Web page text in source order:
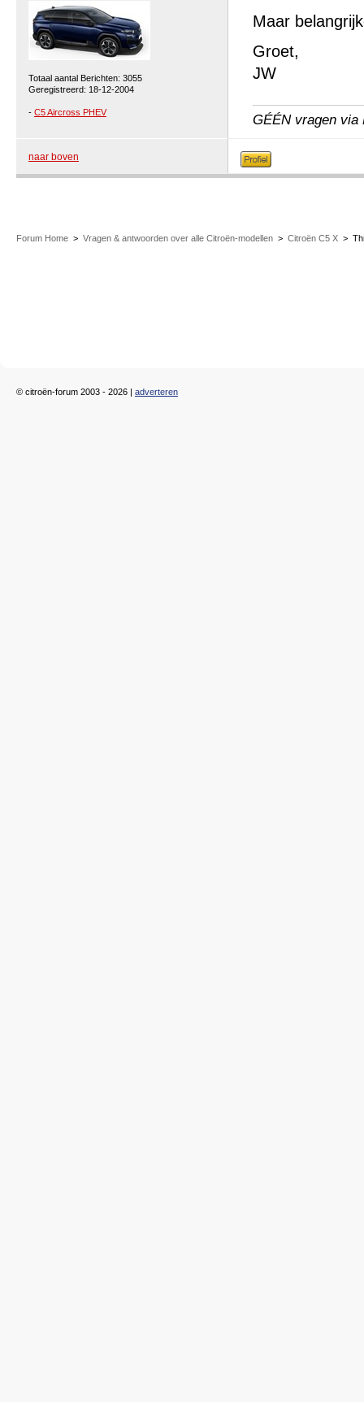
Totaal aantal Berichten: 3055
Geregistreerd: 18-12-2004
- C5 Aircross PHEV
Maar
Groet,
JW
GÉÉN vragen via
naar boven
Forum Home > Vragen & antwoorden over alle Citroën-modellen > Citroën C5 X >
© citroën-forum 2003 - 2026 | adverteren